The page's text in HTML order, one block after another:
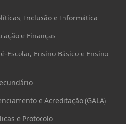
Inclusão e Informática
e Finanças
Escolar, Ensino Básico e Ensino
e Acreditação (GALA)
e Protocolo